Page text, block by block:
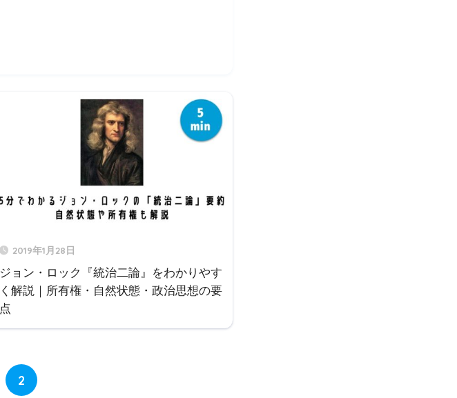
2019年1月28日
ジョン・ロック『統治二論』をわかりやす
く解説｜所有権・自然状態・政治思想の要
点
2